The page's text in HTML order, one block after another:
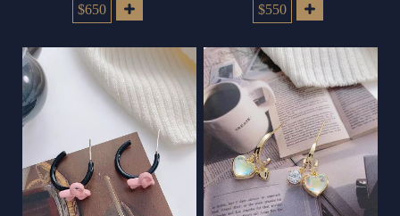
$650 $550